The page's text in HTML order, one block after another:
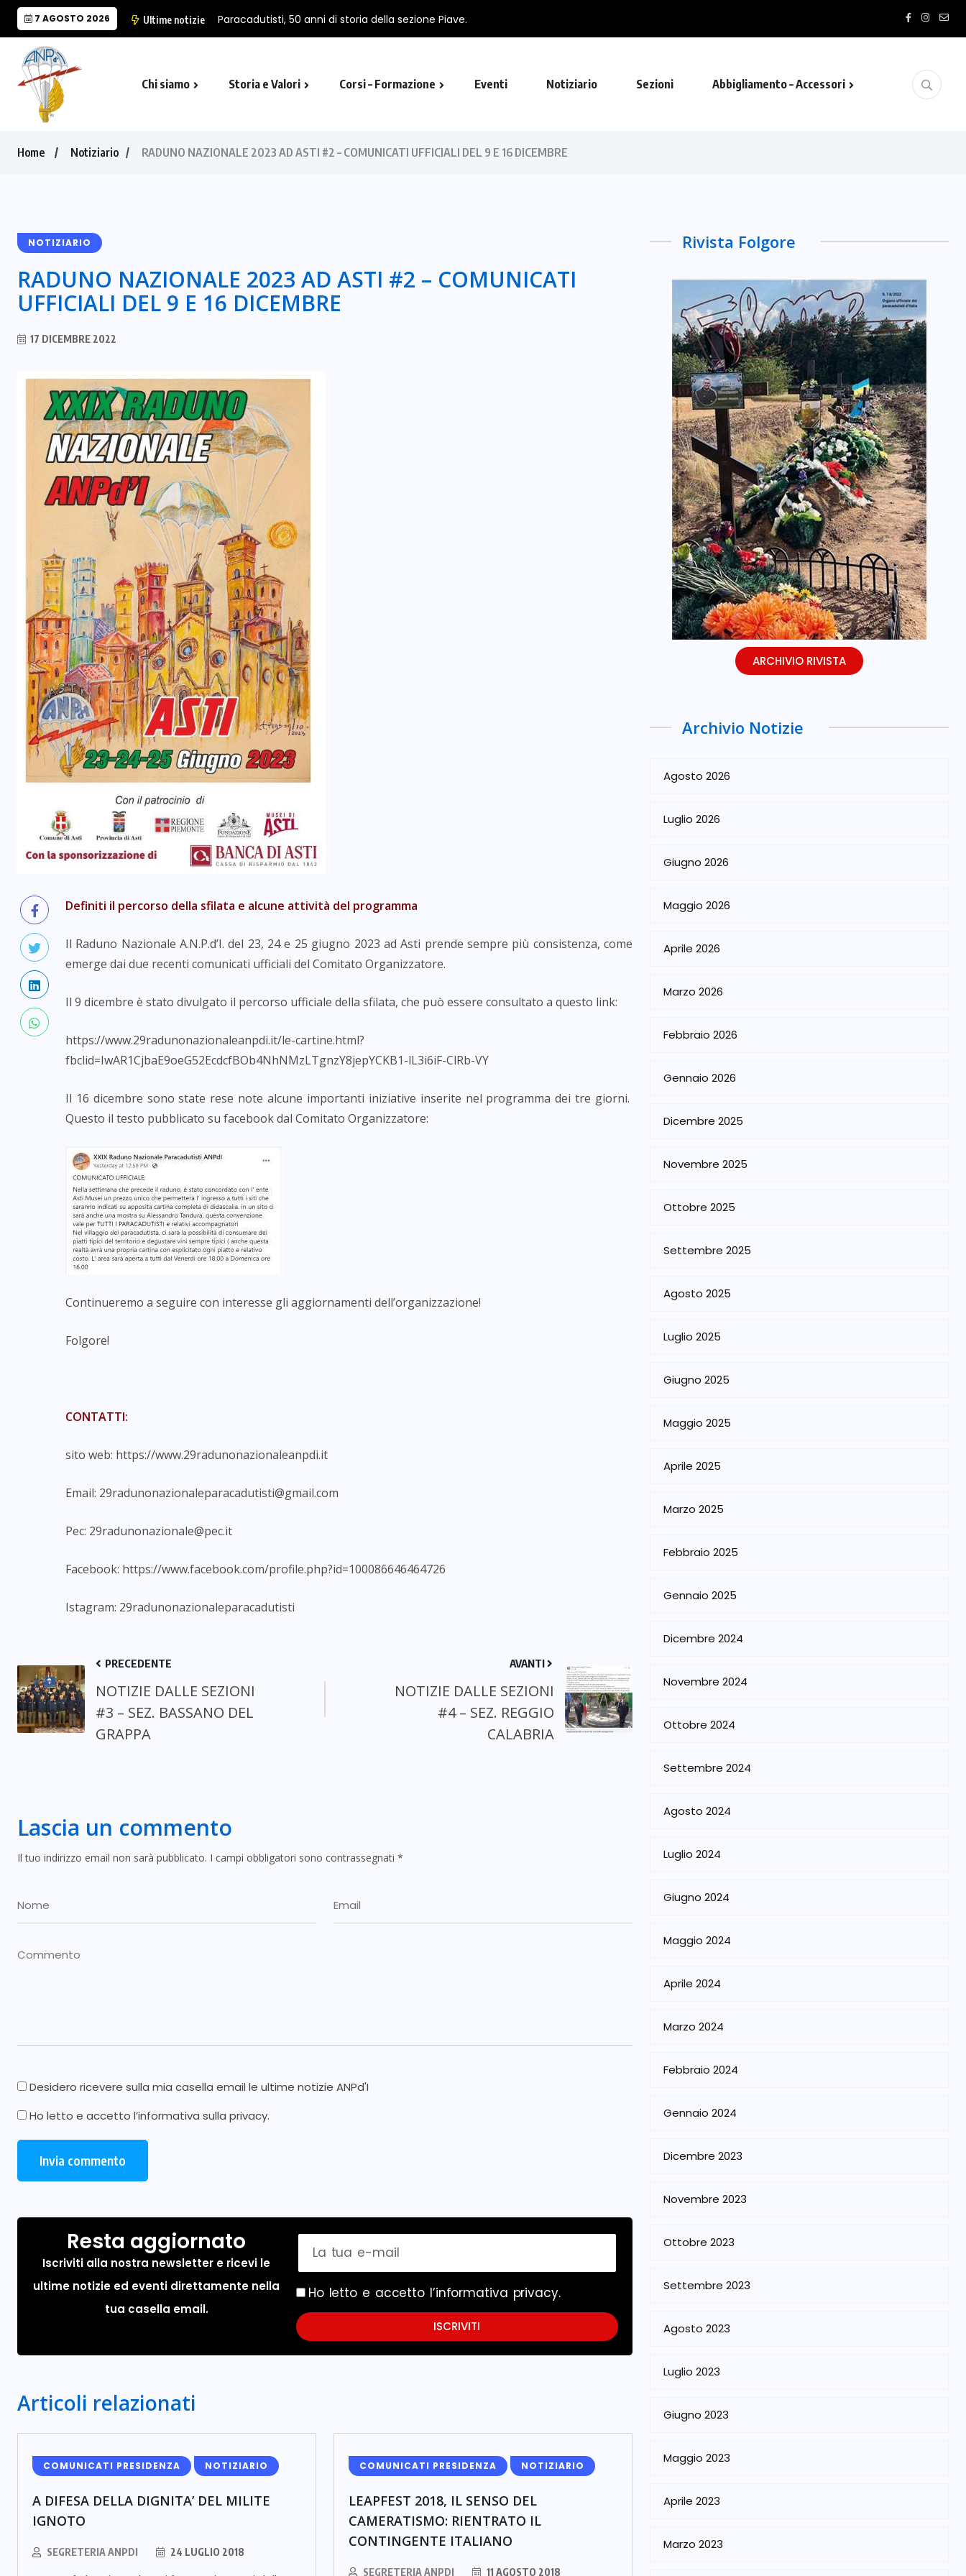
7 AGOSTO 2026 Ultime notizie Paracadutisti, 50 anni di storia della sezione Piave.
Chi siamo Storia e Valori Corsi – Formazione Eventi Notiziario Sezioni Abbigliamento – Accessori
Home Notiziario RADUNO NAZIONALE 2023 AD ASTI #2 – COMUNICATI UFFICIALI DEL 9 E 16 DICEMBRE
NOTIZIARIO
RADUNO NAZIONALE 2023 AD ASTI #2 – COMUNICATI
UFFICIALI DEL 9 E 16 DICEMBRE
17 DICEMBRE 2022
Definiti il percorso della sfilata e alcune attività del programma
Il Raduno Nazionale A.N.P.d’I. del 23, 24 e 25 giugno 2023 ad Asti prende sempre più consistenza, come
emerge dai due recenti comunicati ufficiali del Comitato Organizzatore.
Il 9 dicembre è stato divulgato il percorso ufficiale della sfilata, che può essere consultato a questo link:
https://www.29radunonazionaleanpdi.it/le-cartine.html?
fbclid=IwAR1CjbaE9oeG52EcdcfBOb4NhNMzLTgnzY8jepYCKB1-lL3i6iF-ClRb-VY
Il 16 dicembre sono state rese note alcune importanti iniziative inserite nel programma dei tre giorni.
Questo il testo pubblicato su facebook dal Comitato Organizzatore:
Continueremo a seguire con interesse gli aggiornamenti dell’organizzazione!
Folgore!
CONTATTI:
sito web: https://www.29radunonazionaleanpdi.it
Email: 29radunonazionaleparacadutisti@gmail.com
Pec: 29radunonazionale@pec.it
Facebook: https://www.facebook.com/profile.php?id=100086646464726
Istagram: 29radunonazionaleparacadutisti
PRECEDENTE
NOTIZIE DALLE SEZIONI
#3 – SEZ. BASSANO DEL
GRAPPA
AVANTI
NOTIZIE DALLE SEZIONI
#4 – SEZ. REGGIO
CALABRIA
Lascia un commento
Il tuo indirizzo email non sarà pubblicato. I campi obbligatori sono contrassegnati *
Desidero ricevere sulla mia casella email le ultime notizie ANPd'I
Ho letto e accetto l’informativa sulla privacy.
Resta aggiornato
Iscriviti alla nostra newsletter e ricevi le
ultime notizie ed eventi direttamente nella
tua casella email.
Ho letto e accetto l’informativa privacy.
ISCRIVITI
Articoli relazionati
COMUNICATI PRESIDENZA NOTIZIARIO
A DIFESA DELLA DIGNITA’ DEL MILITE
IGNOTO
SEGRETERIA ANPDI 24 LUGLIO 2018
COMUNICATI PRESIDENZA NOTIZIARIO
LEAPFEST 2018, IL SENSO DEL
CAMERATISMO: RIENTRATO IL
CONTINGENTE ITALIANO
SEGRETERIA ANPDI 11 AGOSTO 2018
Rivista Folgore
ARCHIVIO RIVISTA
Archivio Notizie
Agosto 2026
Luglio 2026
Giugno 2026
Maggio 2026
Aprile 2026
Marzo 2026
Febbraio 2026
Gennaio 2026
Dicembre 2025
Novembre 2025
Ottobre 2025
Settembre 2025
Agosto 2025
Luglio 2025
Giugno 2025
Maggio 2025
Aprile 2025
Marzo 2025
Febbraio 2025
Gennaio 2025
Dicembre 2024
Novembre 2024
Ottobre 2024
Settembre 2024
Agosto 2024
Luglio 2024
Giugno 2024
Maggio 2024
Aprile 2024
Marzo 2024
Febbraio 2024
Gennaio 2024
Dicembre 2023
Novembre 2023
Ottobre 2023
Settembre 2023
Agosto 2023
Luglio 2023
Giugno 2023
Maggio 2023
Aprile 2023
Marzo 2023